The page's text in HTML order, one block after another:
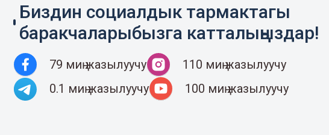
Биздин социалдык тармактагы
баракчаларыбызга катталыңыздар!
79 миң жазылуучу
110 миң жазылуучу
0.1 миң жазылуучу
100 миң жазылуучу